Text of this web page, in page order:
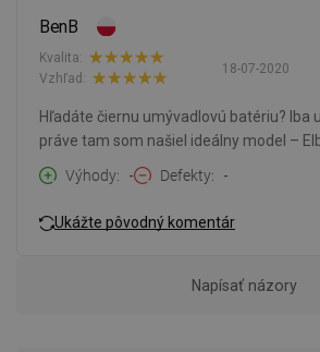
BenB
18-07-2020
Kvalita:
Vzhľad:
Hľadáte čiernu umývadlovú batériu? Iba
práve tam som našiel ideálny model –
Výhody
- Defekty -
Ukážte pôvodný komentár
Napísať názory